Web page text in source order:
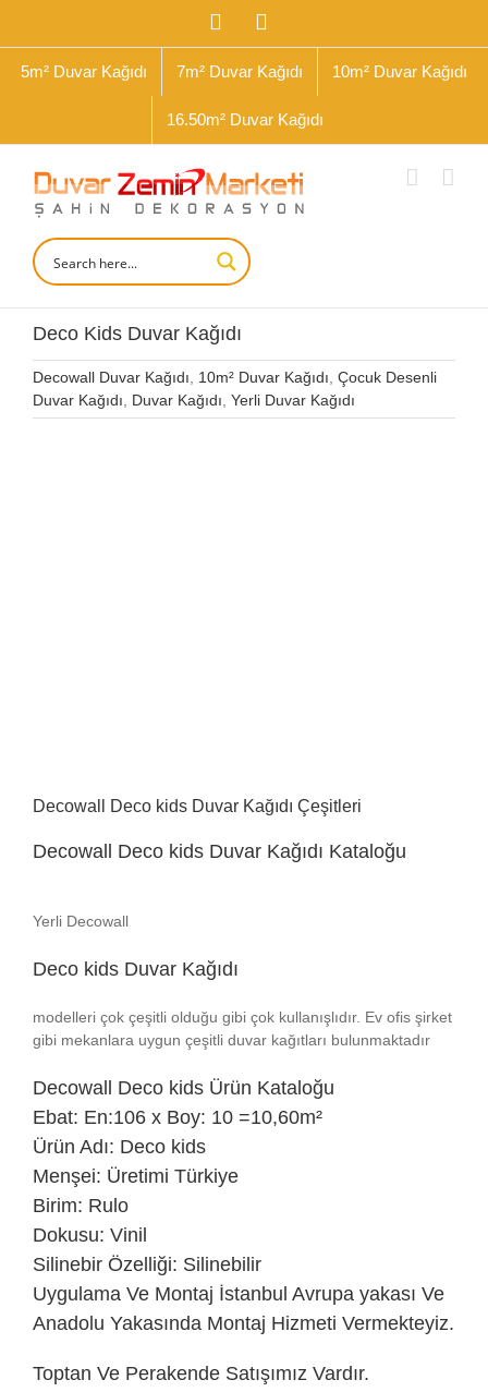
Facebook
5m² Duvar Kağıdı 7m² Duvar Kağıdı 10m² Duvar Kağıdı
16.50m² Duvar Kağıdı
Deco Kids Duvar Kağıdı
Decowall Duvar Kağıdı 10m² Duvar Kağıdı Çocuk Desenli
Duvar Kağıdı
Duvar Kağıdı Yerli Duvar Kağıdı
Decowall Deco kids Duvar Kağıdı Çeşitleri
Decowall Deco kids Duvar Kağıdı Kataloğu
Yerli Decowall
Deco kids Duvar Kağıdı
modelleri çok çeşitli olduğu gibi çok kullanışlıdır. Ev ofis şirket
gibi mekanlara uygun çeşitli duvar kağıtları bulunmaktadır
Decowall Deco kids Ürün Kataloğu
Ebat: En:106 x Boy: 10 =10,60m²
Ürün Adı: Deco kids
Menşei: Üretimi Türkiye
Birim: Rulo
Dokusu: Vinil
Silinebir Özelliği: Silinebilir
Uygulama Ve Montaj İstanbul Avrupa yakası Ve
Anadolu Yakasında Montaj Hizmeti Vermekteyiz.
Toptan Ve Perakende Satışımız Vardır.